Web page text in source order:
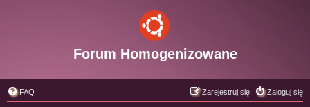
Forum Homogenizowane
FAQ Zaloguj się
Zarejestruj się